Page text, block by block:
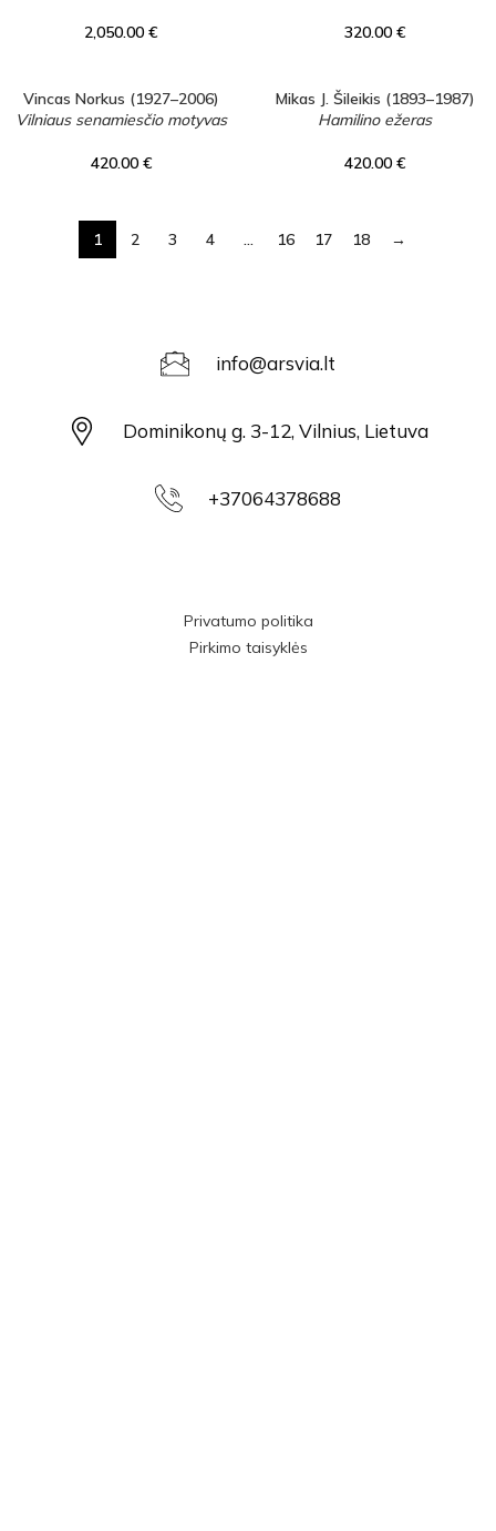
2,050.00 € 320.00 €
Vincas Norkus (1927–2006)
Vilniaus senamiesčio motyvas
420.00 €
Mikas J. Šileikis (1893–1987)
Hamilino ežeras
420.00 €
1 2 3 4 … 16 17 18 →
info@arsvia.lt
Dominikonų g. 3-12, Vilnius, Lietuva
+37064378688
Privatumo politika
Pirkimo taisyklės